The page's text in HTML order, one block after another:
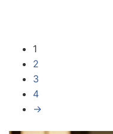
1
2
3
4
→